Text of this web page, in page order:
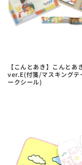
【こんとあき】こんとあ
ver.E(付箋/マスキングテ
ークシール)